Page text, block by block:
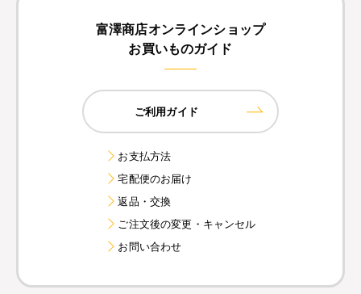
富澤商店オンラインショップ
お買いものガイド
ご利用ガイド
お支払方法
宅配便のお届け
返品・交換
ご注文後の変更・キャンセル
お問い合わせ